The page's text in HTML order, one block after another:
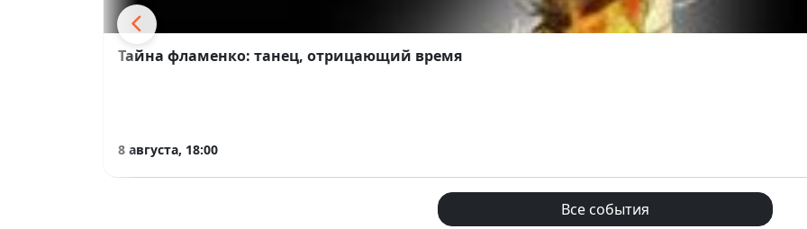
Тайна фламенко: танец, отрицающий время
8 августа, 18:00
Все события